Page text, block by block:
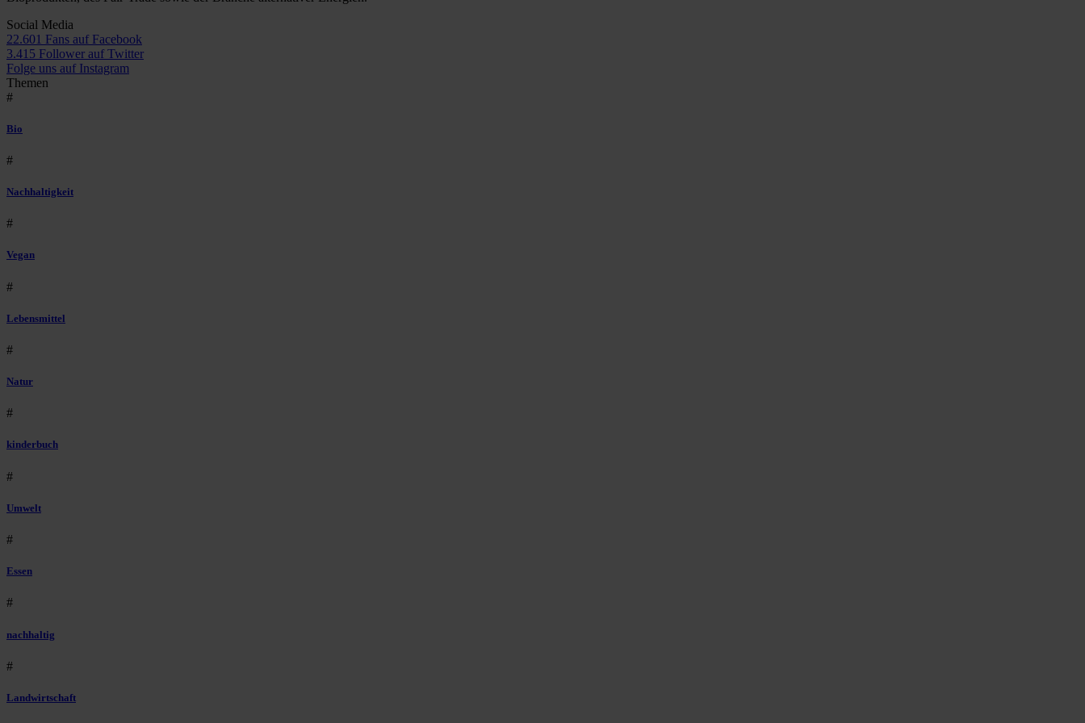
Social Media
22.601 Fans auf Facebook
3.415 Follower auf Twitter
Folge uns auf Instagram
Themen
#
Bio
#
Nachhaltigkeit
#
Vegan
#
Lebensmittel
#
Natur
#
kinderbuch
#
Umwelt
#
Essen
#
nachhaltig
#
Landwirtschaft